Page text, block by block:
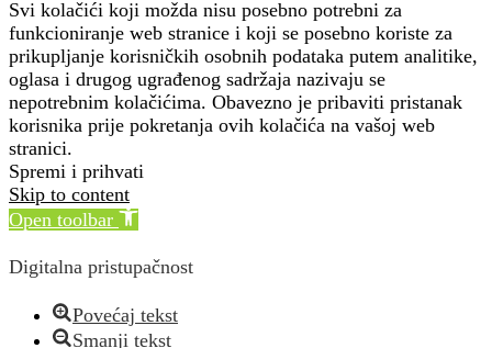
Svi kolačići koji možda nisu posebno potrebni za
funkcioniranje web stranice i koji se posebno koriste za
prikupljanje korisničkih osobnih podataka putem analitike,
oglasa i drugog ugrađenog sadržaja nazivaju se
nepotrebnim kolačićima. Obavezno je pribaviti pristanak
korisnika prije pokretanja ovih kolačića na vašoj web
stranici.
Spremi i prihvati
Skip to content
Open toolbar
Digitalna pristupačnost
Povećaj tekst
Smanji tekst